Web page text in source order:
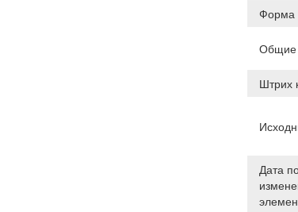
Форма
Общие
Штрих
Дата